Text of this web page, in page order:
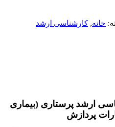
خانه, کارشناسی ارشد
ارشد پرستاری (بیماری
پردازش